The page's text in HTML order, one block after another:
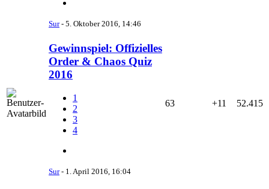
Sur- 5. Oktober 2016, 14:46
Gewinnspiel: Offizielles
Order & Chaos Quiz
2016
1
2
3
4
Sur- 1. April 2016, 16:04
63 +11 52.415